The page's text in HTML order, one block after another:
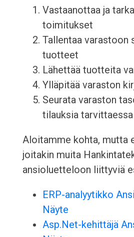
Vastaanottaa ja
toimitukset
Tallentaa varastoon
tuotteet
Lähettää tuotteita
Ylläpitää varaston
Seurata varaston
tilauksia tarvittaessa
Aloitamme kohta, mutta
joitakin muita
ansioluetteloon liittyviä
ERP-analyytikko
Näyte
Asp.Net-kehittäjä